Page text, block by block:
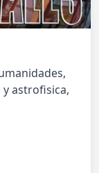
astrofisica,